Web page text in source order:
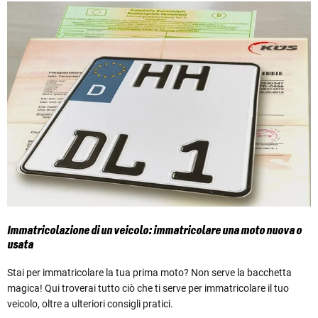
Immatricolazione di un veicolo: immatricolare una moto nuova o
usata
Stai per immatricolare la tua prima moto? Non serve la bacchetta
magica! Qui troverai tutto ciò che ti serve per immatricolare il tuo
veicolo, oltre a ulteriori consigli pratici.